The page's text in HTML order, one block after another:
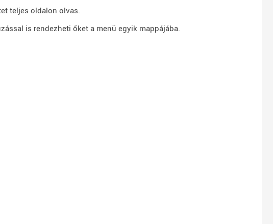
teljes oldalon olvas.
is rendezheti őket a menü egyik mappájába.